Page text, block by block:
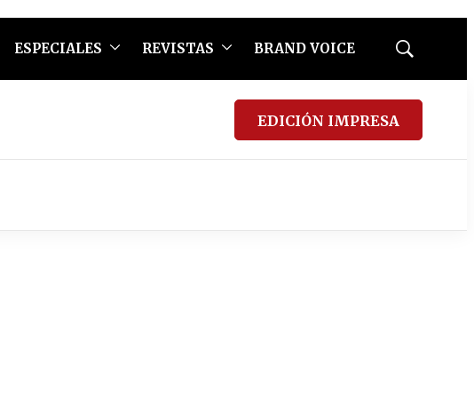
ESPECIALES REVISTAS BRAND VOICE
Mostrar
EDICIÓN IMPRESA